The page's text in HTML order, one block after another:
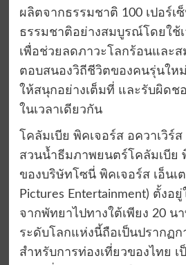
ผลิตจากธรรมชาติ 100 เปอร์เ
ธรรมชาติอย่างสมบูรณ์โดยใช้เ
เพื่อช่วยลดภาวะโลกร้อนและ
ตอบสนองวิถีชีวิตของคนรุ่นให
ให้สนุกอย่างเต็มที่ และรับผิด
ในเวลาเดียวกัน
โคลัมเบีย พิคเจอร์ส อควาเวิร์
สวนน้ำธีมภาพยนตร์โคลัมเบีย
ของบริษัทโซนี่ พิคเจอร์ส เอ็นเ
Pictures Entertainment) ตั้งอ
จากพัทยาไปทางใต้เพียง 20 น
ระดับโลกแห่งนี้ถือเป็นปรากฏ
สำหรับการท่องเที่ยวของไทย